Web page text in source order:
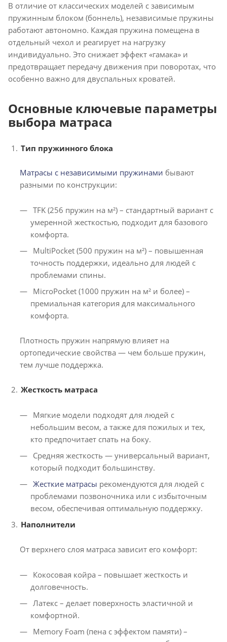
В отличие от классических моделей с зависимым
пружинным блоком (боннель), независимые пружины
работают автономно. Каждая пружина помещена в
отдельный чехол и реагирует на нагрузку
индивидуально. Это снижает эффект «гамака» и
предотвращает передачу движения при поворотах, что
особенно важно для двуспальных кроватей.
Основные ключевые параметры
выбора матраса
Тип пружинного блока
Матрасы с независимыми пружинами бывают
разными по конструкции:
TFK (256 пружин на м²) – стандартный вариант с
умеренной жесткостью, подходит для базового
комфорта.
MultiPocket (500 пружин на м²) – повышенная
точность поддержки, идеально для людей с
проблемами спины.
MicroPocket (1000 пружин на м² и более) –
премиальная категория для максимального
комфорта.
Плотность пружин напрямую влияет на
ортопедические свойства — чем больше пружин,
тем лучше поддержка.
Жесткость матраса
Мягкие модели подходят для людей с
небольшим весом, а также для пожилых и тех,
кто предпочитает спать на боку.
Средняя жесткость — универсальный вариант,
который подходит большинству.
Жесткие матрасы рекомендуются для людей с
проблемами позвоночника или с избыточным
весом, обеспечивая оптимальную поддержку.
Наполнители
От верхнего слоя матраса зависит его комфорт:
Кокосовая койра – повышает жесткость и
долговечность.
Латекс – делает поверхность эластичной и
комфортной.
Memory Foam (пена с эффектом памяти) –